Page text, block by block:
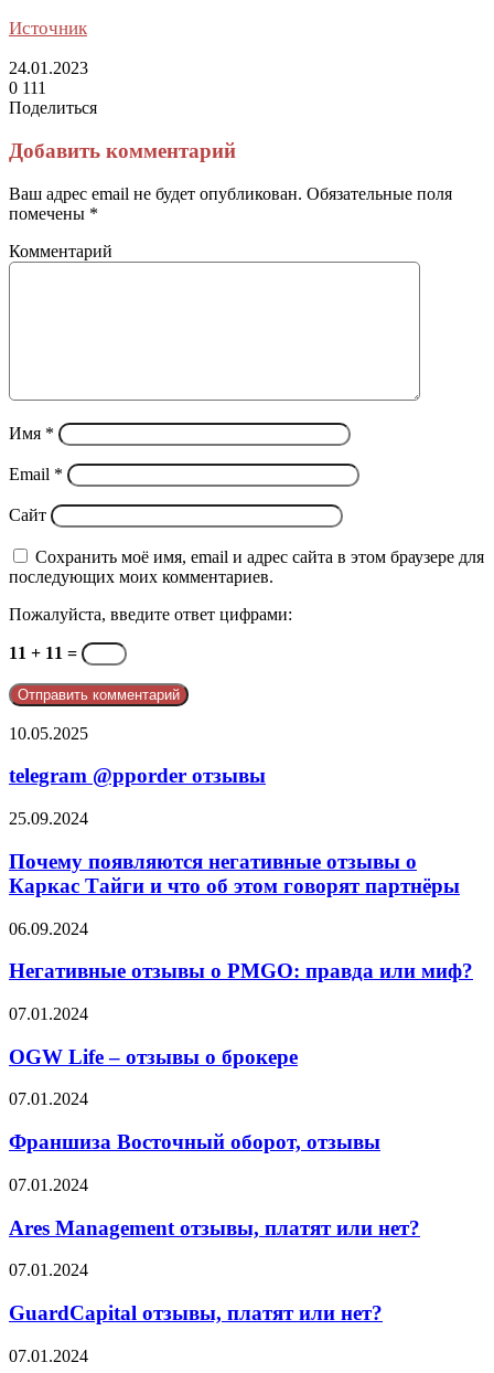
Источник
24.01.2023
0 111
Поделиться
через
электронную
почту
Добавить комментарий
Ваш адрес email не будет опубликован. Обязательные поля
помечены *
Комментарий
Имя *
Email *
Сайт
Сохранить моё имя, email и адрес сайта в этом браузере для
последующих моих комментариев.
Пожалуйста, введите ответ цифрами:
11 + 11 =
telegram
отзывы
10.05.2025
telegram @pporder отзывы
Почему
негативные
отзывы
о
Тайги
что
этом
партнёры
25.09.2024
Почему появляются негативные отзывы о
Каркас Тайги и что об этом говорят партнёры
Негативные
о
правда
миф?
06.09.2024
Негативные отзывы о PMGO: правда или миф?
OGW
–
отзывы
о
07.01.2024
OGW Life – отзывы о брокере
Франшиза
оборот,
отзывы
07.01.2024
Франшиза Восточный оборот, отзывы
Ares
отзывы,
платят
или
07.01.2024
Ares Management отзывы, платят или нет?
GuardCapital
платят
или
нет?
07.01.2024
GuardCapital отзывы, платят или нет?
Win4Trader
07.01.2024